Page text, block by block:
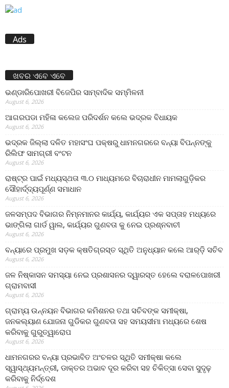
Ads
ଖବର ଏବେ ଏବେ
ଭଣ୍ଡାରିପୋଖରୀ ବିଜେପିର ସାମ୍ବାଦିକ ସମ୍ମିଳନୀ
August 6, 2026
ଆଗରପଡା ମହିଳା କଲେଜ ପରିଦର୍ଶନ କଲେ ଭଦ୍ରକ ବିଧାୟକ
August 6, 2026
ଭଦ୍ରକ ଜିଲ୍ଲା ଦଳିତ ମହାସଂଘ ପକ୍ଷରୁ ଧାମନଗରରେ ବନ୍ୟା ବିପନ୍ନଙ୍କୁ
ରିଲିଫ ସାମଗ୍ରୀ ବଂଟନ
August 6, 2026
ରାଷ୍ଟ୍ର ପାଇଁ ମଧ୍ୟସ୍ଥତା ୩.୦ ମାଧ୍ୟମରେ ବିଚାରାଧୀନ ମାମଲାଗୁଡ଼ିକର
ସୌହାର୍ଦ୍ଦ୍ୟପୂର୍ଣ୍ଣ ସମାଧାନ
August 6, 2026
ଜଳସମ୍ପଦ ବିଭାଗର ନିମ୍ନମାନର କାର୍ଯ୍ୟ, କାର୍ଯ୍ୟର ଏକ ସପ୍ତାହ ମଧ୍ୟରେ
ଭାଙ୍ଗିଲା ଗାର୍ଡ ୱାଲ, କାର୍ଯ୍ୟର ଗୁଣବତା କୁ ନେଇ ପ୍ରଶ୍ନବାଚୀ
August 6, 2026
ବନ୍ୟାରେ ପ୍ରମୁଖ ସଡ଼କ କ୍ଷତିଗ୍ରସ୍ତ ସ୍ଥିତି ଅନୁଧ୍ୟାନ କଲେ ଆର୍‌ଡ଼ି ସଚିବ
August 6, 2026
ଜଳ ନିଷ୍କାସନ ସମସ୍ୟା ନେଇ ପ୍ରଶାସନର ଦ୍ୱାରସ୍ତ ହେଲେ ବରାଳପୋଖରୀ
ଗ୍ରାମବାସୀ
August 6, 2026
ଗ୍ରାମ୍ୟ ଉନ୍ନୟନ ବିଭାଗର କମିଶନର ତଥା ସଚିବଙ୍କ ସମୀକ୍ଷା,
ଜନକଲ୍ୟାଣ ଯୋଜନା ଗୁଡିକର ଗୁଣବତା ସହ ସମୟସୀମା ମଧ୍ୟରେ ଶେଷ
କରିବାକୁ ଗୁରୁତ୍ୱାରୋପ
August 6, 2026
ଧାମନଗରର ବନ୍ୟା ପ୍ରଭାବିତ ଅଂଚଳର ସ୍ଥିତି ସମୀକ୍ଷା କଲେ
ସ୍ୱାସ୍ଥ୍ୟମନ୍ତ୍ରୀ, ଡାକ୍ତର ଅଭାବ ଦୂର କରିବା ସହ ଚିକିତ୍ସା ସେବା ସୁଦୃଢ଼
କରିବାକୁ ନିର୍ଦ୍ଦେଶ